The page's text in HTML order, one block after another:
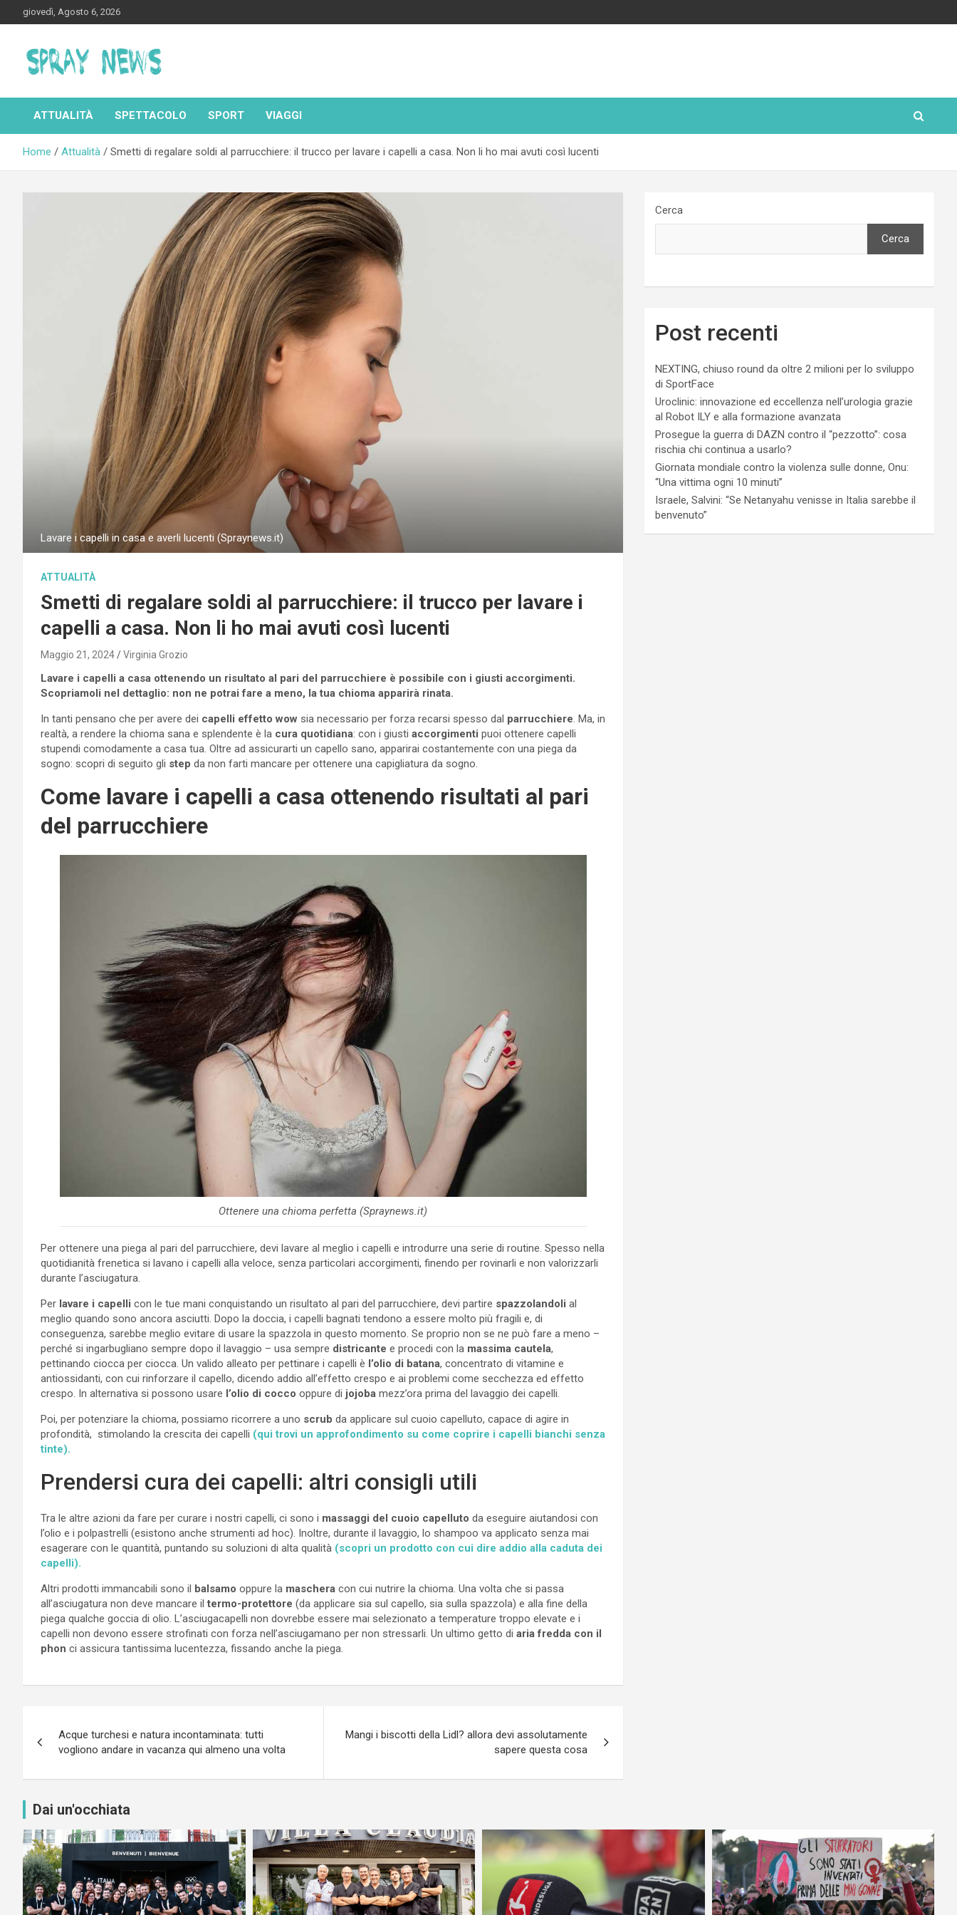
to
giovedì, Agosto 6, 2026
Spraynews.it
ATTUALITÀ SPETTACOLO SPORT VIAGGI
Home Attualità Smetti di regalare soldi al parrucchiere: il trucco per lavare i capelli a casa. Non li ho mai avuti così lucenti
Lavare i capelli in casa e averli lucenti (Spraynews.it)
ATTUALITÀ
Smetti di regalare soldi al parrucchiere: il trucco per lavare i
capelli a casa. Non li ho mai avuti così lucenti
Maggio 21, 2024 Virginia Grozio
Lavare i capelli a casa ottenendo un risultato al pari del parrucchiere è possibile con i giusti accorgimenti.
Scopriamoli nel dettaglio: non ne potrai fare a meno, la tua chioma apparirà rinata.
In tanti pensano che per avere dei capelli effetto wow sia necessario per forza recarsi spesso dal parrucchiere . Ma, in
realtà, a rendere la chioma sana e splendente è la cura quotidiana: con i giusti accorgimenti puoi ottenere capelli
stupendi comodamente a casa tua. Oltre ad assicurarti un capello sano, apparirai costantemente con una piega da
sogno: scopri di seguito gli step da non farti mancare per ottenere una capigliatura da sogno.
Come lavare i capelli a casa ottenendo risultati al pari
del parrucchiere
Ottenere una chioma perfetta (Spraynews.it)
Per ottenere una piega al pari del parrucchiere, devi lavare al meglio i capelli e introdurre una serie di routine. Spesso nella
quotidianità frenetica si lavano i capelli alla veloce, senza particolari accorgimenti, finendo per rovinarli e non valorizzarli
durante l’asciugatura.
Per lavare i capelli con le tue mani conquistando un risultato al pari del parrucchiere, devi partire spazzolandoli al
meglio quando sono ancora asciutti. Dopo la doccia, i capelli bagnati tendono a essere molto più fragili e, di
conseguenza, sarebbe meglio evitare di usare la spazzola in questo momento. Se proprio non se ne può fare a meno –
perché si ingarbugliano sempre dopo il lavaggio – usa sempre districante e procedi con la massima cautela,
pettinando ciocca per ciocca. Un valido alleato per pettinare i capelli è l’olio di batana, concentrato di vitamine e
antiossidanti, con cui rinforzare il capello, dicendo addio all’effetto crespo e ai problemi come secchezza ed effetto
crespo. In alternativa si possono usare l’olio di cocco oppure di jojoba mezz’ora prima del lavaggio dei capelli.
Poi, per potenziare la chioma, possiamo ricorrere a uno scrub da applicare sul cuoio capelluto, capace di agire in
profondità, stimolando la crescita dei capelli (qui trovi un approfondimento su come coprire i capelli bianchi senza
tinte).
Prendersi cura dei capelli: altri consigli utili
Tra le altre azioni da fare per curare i nostri capelli, ci sono i massaggi del cuoio capelluto da eseguire aiutandosi con
l’olio e i polpastrelli (esistono anche strumenti ad hoc). Inoltre, durante il lavaggio, lo shampoo va applicato senza mai
esagerare con le quantità, puntando su soluzioni di alta qualità (scopri un prodotto con cui dire addio alla caduta dei
capelli).
Altri prodotti immancabili sono il balsamo oppure la maschera con cui nutrire la chioma. Una volta che si passa
all’asciugatura non deve mancare il termo-protettore (da applicare sia sul capello, sia sulla spazzola) e alla fine della
piega qualche goccia di olio. L’asciugacapelli non dovrebbe essere mai selezionato a temperature troppo elevate e i
capelli non devono essere strofinati con forza nell’asciugamano per non stressarli. Un ultimo getto di aria fredda con il
phon ci assicura tantissima lucentezza, fissando anche la piega.
articoli
Acque turchesi e natura incontaminata: tutti
vogliono andare in vacanza qui almeno una volta
Mangi i biscotti della Lidl? allora devi assolutamente
sapere questa cosa
Cerca
Cerca
Post recenti
NEXTING, chiuso round da oltre 2 milioni per lo sviluppo
di SportFace
Uroclinic: innovazione ed eccellenza nell’urologia grazie
al Robot ILY e alla formazione avanzata
Prosegue la guerra di DAZN contro il “pezzotto”: cosa
rischia chi continua a usarlo?
Giornata mondiale contro la violenza sulle donne, Onu:
“Una vittima ogni 10 minuti”
Israele, Salvini: “Se Netanyahu venisse in Italia sarebbe il
benvenuto”
Dai un'occhiata